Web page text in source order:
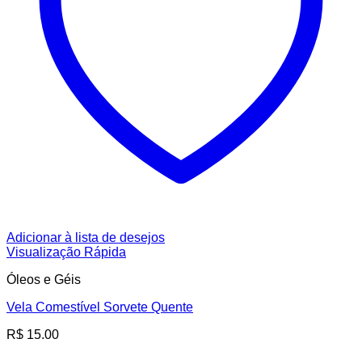
Adicionar à lista de desejos
Visualização Rápida
Óleos e Géis
Vela Comestível Sorvete Quente
R$ 15,00